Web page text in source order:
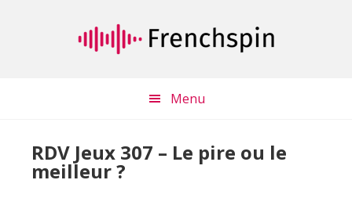
Menu
RDV Jeux 307 – Le pire ou le
meilleur ?